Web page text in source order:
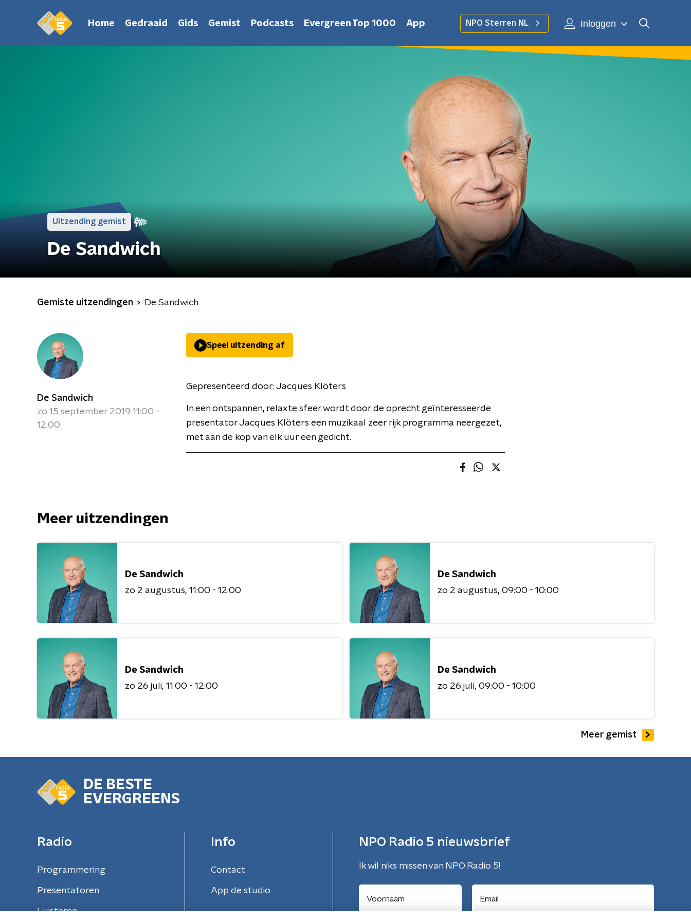
Home Gedraaid Gids Gemist Podcasts Evergreen Top 1000 App NPO Sterren NL Inloggen
Uitzending gemist
De Sandwich
Gemiste uitzendingen De Sandwich
De Sandwich
zo 15 september 2019 11:00 -
12:00
Speel uitzending af
Gepresenteerd door: Jacques Klöters
In een ontspannen, relaxte sfeer wordt door de oprecht geïnteresseerde
presentator Jacques Klöters een muzikaal zeer rijk programma neergezet,
met aan de kop van elk uur een gedicht.
Meer uitzendingen
De Sandwich
zo 2 augustus 11:00 - 12:00
De Sandwich
zo 2 augustus 09:00 - 10:00
De Sandwich
zo 26 juli 11:00 - 12:00
De Sandwich
zo 26 juli 09:00 - 10:00
Meer gemist
DE BESTE
EVERGREENS
Radio
Programmering
Presentatoren
Luisteren
Info
Contact
App de studio
NPO Radio 5 nieuwsbrief
Ik wil niks missen van NPO Radio 5!